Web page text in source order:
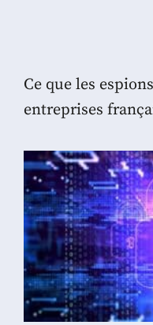
Ce que les
entreprises